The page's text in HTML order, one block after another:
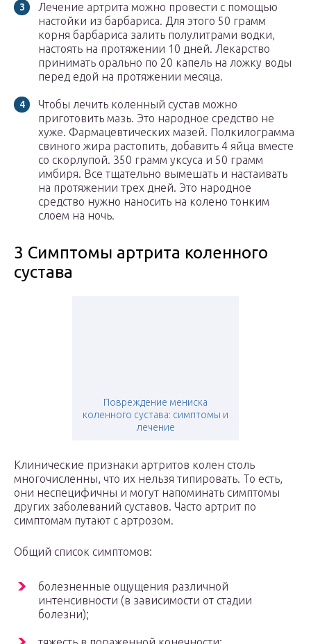
Лечение артрита можно провести с помощью
настойки из барбариса. Для этого 50 грамм
корня барбариса залить полулитрами водки,
настоять на протяжении 10 дней. Лекарство
принимать орально по 20 капель на ложку воды
перед едой на протяжении месяца.
Чтобы лечить коленный сустав можно
приготовить мазь. Это народное средство не
хуже. Фармацевтических мазей. Полкилограмма
свиного жира растопить, добавить 4 яйца вместе
со скорлупой. 350 грамм уксуса и 50 грамм
имбиря. Все тщательно вымешать и настаивать
на протяжении трех дней. Это народное
средство нужно наносить на колено тонким
слоем на ночь.
3 Симптомы артрита коленного
сустава
Повреждение мениска
коленного сустава: симптомы и
лечение
Клинические признаки артритов колен столь
многочисленны, что их нельзя типировать. То есть,
они неспецифичны и могут напоминать симптомы
других заболеваний суставов. Часто артрит по
симптомам путают с артрозом.
Общий список симптомов:
болезненные ощущения различной
интенсивности (в зависимости от стадии
болезни);